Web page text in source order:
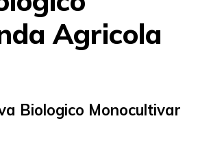
Agricola
Biologico Monocultivar